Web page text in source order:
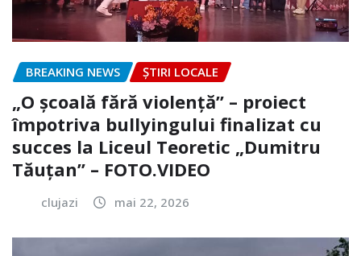
BREAKING NEWS ȘTIRI LOCALE
„O școală fără violență” – proiect
împotriva bullyingului finalizat cu
succes la Liceul Teoretic „Dumitru
Tăuțan” – FOTO.VIDEO
clujazi mai 22, 2026